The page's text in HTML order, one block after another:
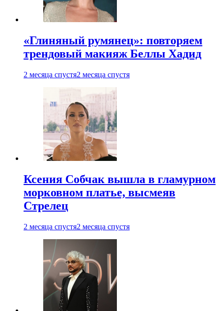
«Глиняный румянец»: повторяем
трендовый макияж Беллы Хадид
2 месяца спустя2 месяца спустя
Ксения Собчак вышла в гламурном
морковном платье, высмеяв
Стрелец
2 месяца спустя2 месяца спустя